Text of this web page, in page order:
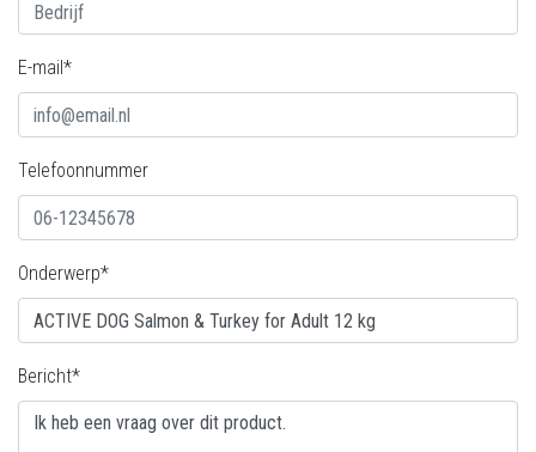
E-mail*
Telefoonnummer
Onderwerp*
Bericht*